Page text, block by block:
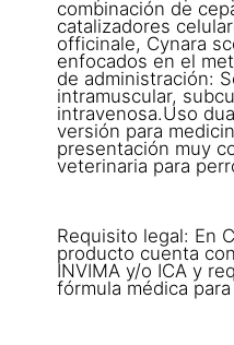
combinación de
catalizadores
officinale, Cynara
enfocados en el
de administración:
intramuscular,
intravenosa.Uso
versión para
presentación muy
veterinaria para
Requisito legal: En
producto cuenta
INVIMA y/o ICA y
fórmula médica